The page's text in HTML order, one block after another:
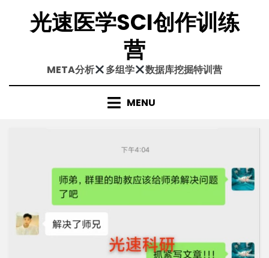
content光速医学SCI创作训练
营
META分析 多组学 数据库挖掘特训营
MENU